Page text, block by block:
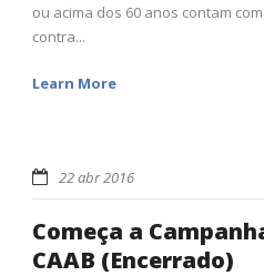
ou acima dos 60 anos contam
contra...
Learn More
22 abr 2016
Começa a
CAAB (Encerrado)